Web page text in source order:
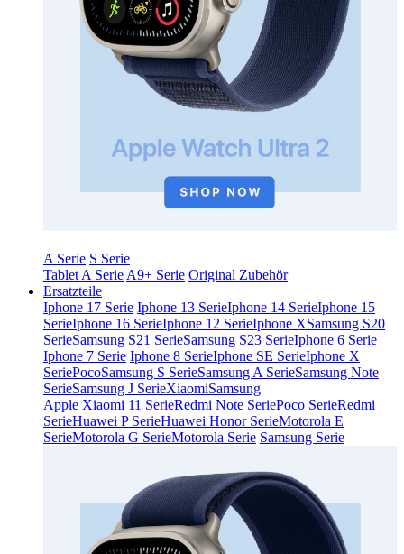
A Serie S Serie
Tablet A Serie A9+ Serie Original Zubehör
Ersatzteile
Iphone 17 Serie Iphone 13 SerieIphone 14 SerieIphone 15
SerieIphone 16 SerieIphone 12 SerieIphone XSamsung S20
SerieSamsung S21 SerieSamsung S23 SerieIphone 6 Serie
Iphone 7 Serie Iphone 8 SerieIphone SE SerieIphone X
SeriePocoSamsung S SerieSamsung A SerieSamsung Note
SerieSamsung J SerieXiaomiSamsung
Apple Xiaomi 11 SerieRedmi Note SeriePoco SerieRedmi
SerieHuawei P SerieHuawei Honor SerieMotorola E
SerieMotorola G SerieMotorola Serie Samsung Serie